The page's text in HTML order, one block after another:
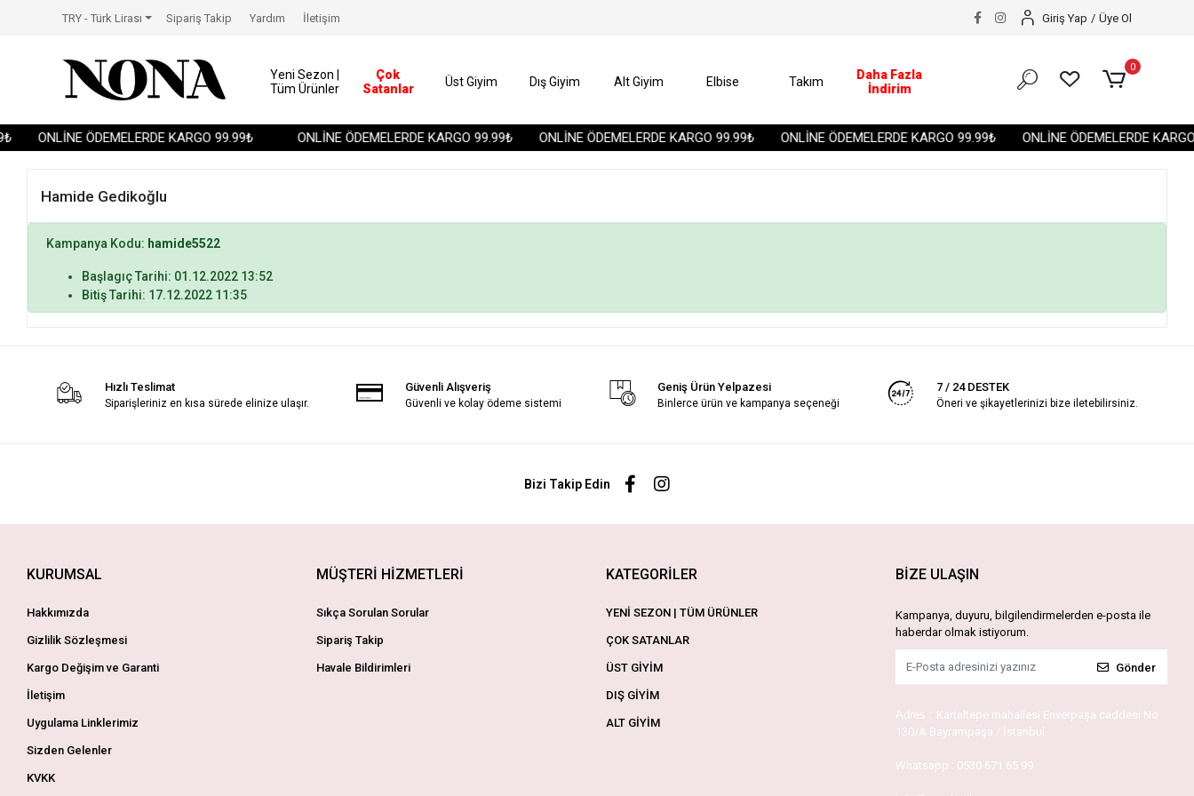
ONLİNE ÖDEMELERDE KARGO 99.99₺ ONLİNE ÖDEMELERDE KARGO 99.99₺ ONLİNE ÖDEMELERDE KARGO 99.99₺ ONLİNE ÖDEMELERDE KARGO 99.99₺ ONLİNE ÖDEMELERDE
TRY - Türk Lirası Sipariş Takip Yardım İletişim Giriş Yap / Üye Ol
Yeni Sezon |
Tüm Ürünler
Çok
Satanlar
Üst Giyim Dış Giyim Alt Giyim Elbise Takım
Daha Fazla
İndirim
0
Hamide Gedikoğlu
Kampanya Kodu: hamide5522
Başlagıç Tarihi: 01.12.2022 13:52
Bitiş Tarihi: 17.12.2022 11:35
Hızlı Teslimat
Siparişleriniz en kısa sürede elinize ulaşır.
Güvenli Alışveriş
Güvenli ve kolay ödeme sistemi
Geniş Ürün Yelpazesi
Binlerce ürün ve kampanya seçeneği
7 / 24 DESTEK
Öneri ve şikayetlerinizi bize iletebilirsiniz.
Bizi Takip Edin
KURUMSAL
Hakkımızda
Gizlilik Sözleşmesi
Kargo Değişim ve Garanti
İletişim
Uygulama Linklerimiz
Sizden Gelenler
KVKK
MÜŞTERİ HİZMETLERİ
Sıkça Sorulan Sorular
Sipariş Takip
Havale Bildirimleri
KATEGORİLER
YENİ SEZON | TÜM ÜRÜNLER
ÇOK SATANLAR
ÜST GİYİM
DIŞ GİYİM
ALT GİYİM
BİZE ULAŞIN
Kampanya, duyuru, bilgilendirmelerden e-posta ile
haberdar olmak istiyorum.
Gönder
Adres : Kartaltepe mahallesi Enverpaşa caddesi No
130/A Bayrampaşa / İstanbul
Whatsapp : 0530 671 65 99